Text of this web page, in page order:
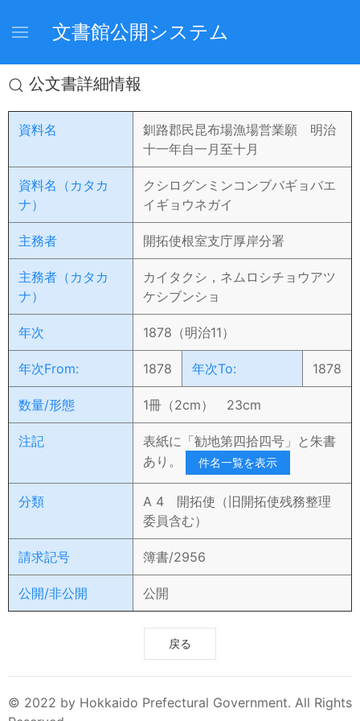
文書館公開システム
公文書詳細情報
資料名
釧路郡民昆布場漁場営業願 明治
十一年自一月至十月
資料名（カタカ
ナ）
クシログンミンコンブバギョバエ
イギョウネガイ
主務者 開拓使根室支庁厚岸分署
主務者（カタカ
ナ）
カイタクシ，ネムロシチョウアツ
ケシブンショ
年次 1878（明治11）
年次From: 1878 年次To: 1878
数量/形態 1冊（2cm） 23cm
注記
表紙に「勧地第四拾四号」と朱書
あり。
件名一覧を表示
分類
A 4 開拓使（旧開拓使残務整理
委員含む）
請求記号 簿書/2956
公開/非公開 公開
戻る
© 2022 by Hokkaido Prefectural Government. All Rights